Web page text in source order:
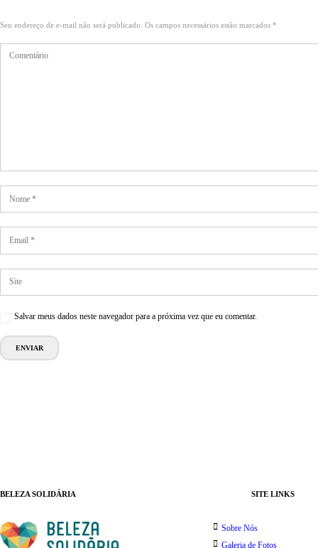
Seu endereço de e-mail não será publicado. Os campos necessários estão marcados *
Salvar meus dados neste navegador para a próxima vez que eu comentar.
BELEZA SOLIDÁRIA SITE LINKS
Sobre Nós
Galeria de Fotos